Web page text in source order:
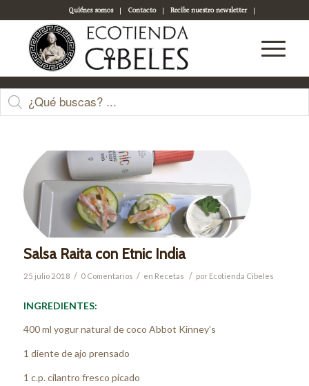
Quiénes somos Contacto
Recibe nuestro newsletter
Acceso a tu cuenta
Últimas entradas
Salsa Raita con Etnic India
25 julio 2018 / 0 Comentarios / en Recetas / por Ecotienda Cibeles
INGREDIENTES:
400 ml yogur natural de coco Abbot Kinney’s
1 diente de ajo prensado
1 c.p. cilantro fresco picado